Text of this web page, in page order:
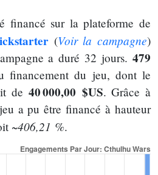
financé sur la plateforme de
(Voir la campagne)
a duré 32 jours.479
financement du jeu, dont le
de 40 000,00 $US. Grâce à
a pu être financé à hauteur
~406,21 %.